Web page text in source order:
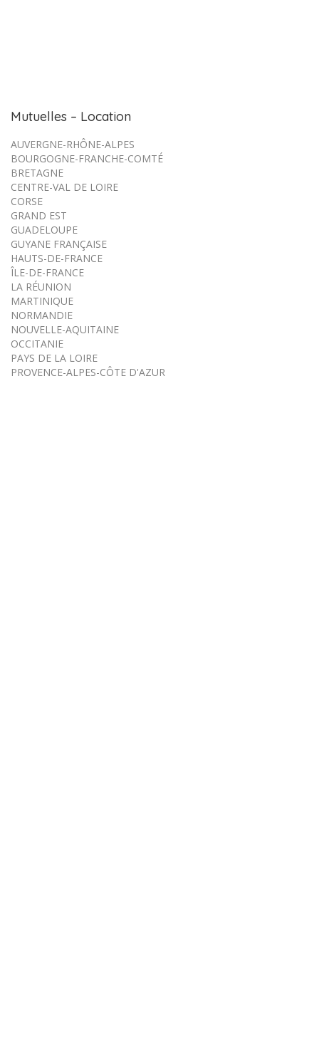
Mutuelles – Location
AUVERGNE-RHÔNE-ALPES
BOURGOGNE-FRANCHE-COMTÉ
BRETAGNE
CENTRE-VAL DE LOIRE
CORSE
GRAND EST
GUADELOUPE
GUYANE FRANÇAISE
HAUTS-DE-FRANCE
ÎLE-DE-FRANCE
LA RÉUNION
MARTINIQUE
NORMANDIE
NOUVELLE-AQUITAINE
OCCITANIE
PAYS DE LA LOIRE
PROVENCE-ALPES-CÔTE D'AZUR